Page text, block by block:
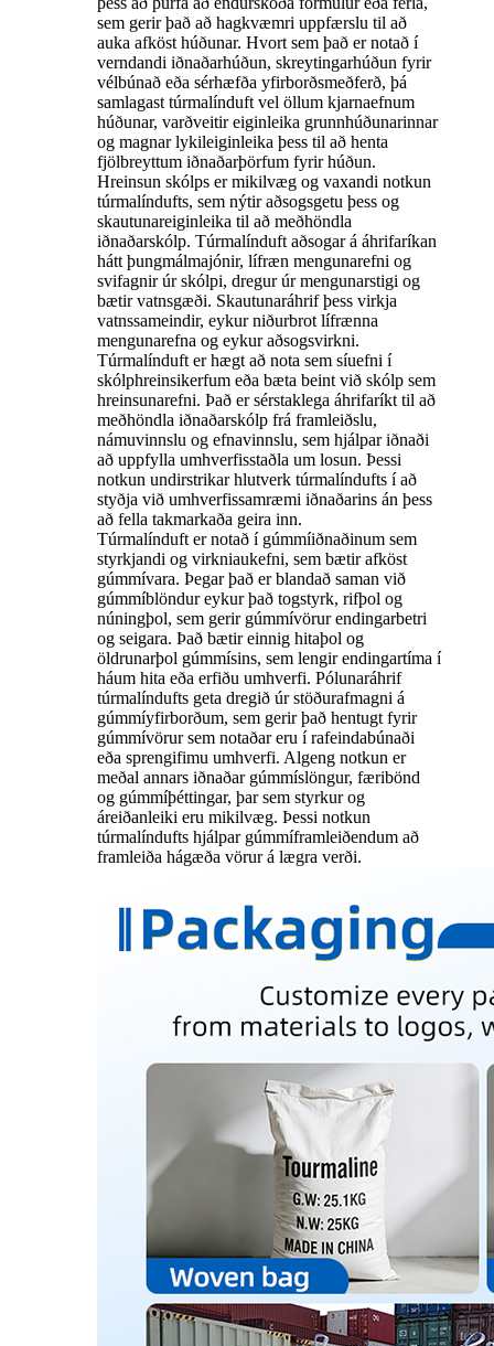
sem gerir það að hagkvæmri uppfærslu til að
auka afköst húðunar. Hvort sem það er notað í
verndandi iðnaðarhúðun, skreytingarhúðun fyrir
vélbúnað eða sérhæfða yfirborðsmeðferð, þá
samlagast túrmalínduft vel öllum kjarnaefnum
húðunar, varðveitir eiginleika grunnhúðunarinnar
og magnar lykileiginleika þess til að henta
fjölbreyttum iðnaðarþörfum fyrir húðun.
Hreinsun skólps er mikilvæg og vaxandi notkun
túrmalíndufts, sem nýtir aðsogsgetu þess og
skautunareiginleika til að meðhöndla
iðnaðarskólp. Túrmalínduft aðsogar á áhrifaríkan
hátt þungmálmajónir, lífræn mengunarefni og
svifagnir úr skólpi, dregur úr mengunarstigi og
bætir vatnsgæði. Skautunaráhrif þess virkja
vatnssameindir, eykur niðurbrot lífrænna
mengunarefna og eykur aðsogsvirkni.
Túrmalínduft er hægt að nota sem síuefni í
skólphreinsikerfum eða bæta beint við skólp sem
hreinsunarefni. Það er sérstaklega áhrifaríkt til að
meðhöndla iðnaðarskólp frá framleiðslu,
námuvinnslu og efnavinnslu, sem hjálpar iðnaði
að uppfylla umhverfisstaðla um losun. Þessi
notkun undirstrikar hlutverk túrmalíndufts í að
styðja við umhverfissamræmi iðnaðarins án þess
að fella takmarkaða geira inn.
Túrmalínduft er notað í gúmmíiðnaðinum sem
styrkjandi og virkniaukefni, sem bætir afköst
gúmmívara. Þegar það er blandað saman við
gúmmíblöndur eykur það togstyrk, rifþol og
núningþol, sem gerir gúmmívörur endingarbetri
og seigara. Það bætir einnig hitaþol og
öldrunarþol gúmmísins, sem lengir endingartíma í
háum hita eða erfiðu umhverfi. Pólunaráhrif
túrmalíndufts geta dregið úr stöðurafmagni á
gúmmíyfirborðum, sem gerir það hentugt fyrir
gúmmívörur sem notaðar eru í rafeindabúnaði
eða sprengifimu umhverfi. Algeng notkun er
meðal annars iðnaðar gúmmíslöngur, færibönd
og gúmmíþéttingar, þar sem styrkur og
áreiðanleiki eru mikilvæg. Þessi notkun
túrmalíndufts hjálpar gúmmíframleiðendum að
framleiða hágæða vörur á lægra verði.